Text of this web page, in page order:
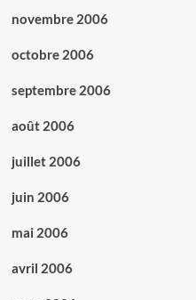
novembre 2006
octobre 2006
septembre 2006
août 2006
juillet 2006
juin 2006
mai 2006
avril 2006